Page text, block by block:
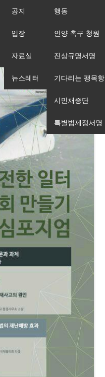
공지
입장
자료실
뉴스레터
행동
인양 촉구 청원
진상규명서명
기다리는 팽목항
시민채증단
특별법제정서명